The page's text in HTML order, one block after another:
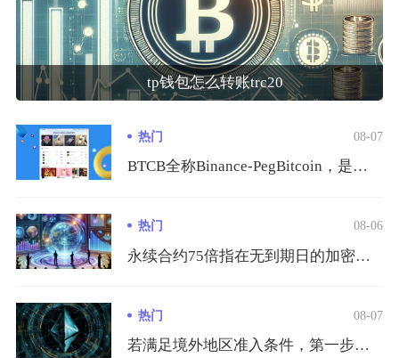
tp钱包怎么转账trc20
热门 08-07
BTCB全称Binance-PegBitcoin，是币安发行...
热门 08-06
永续合约75倍指在无到期日的加密货币永续合约交易中，交易者仅...
热门 08-07
若满足境外地区准入条件，第一步需筛选当地具备完整金融牌照的中...